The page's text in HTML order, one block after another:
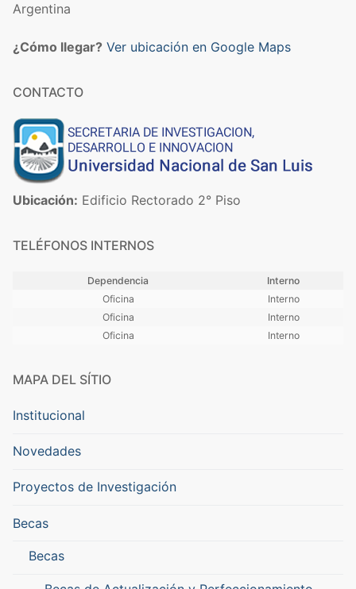
Argentina
¿Cómo llegar? Ver ubicación en Google Maps
CONTACTO
Ubicación: Edificio Rectorado 2° Piso
TELÉFONOS INTERNOS
Dependencia
Interno
Oficina
Interno
Oficina
Interno
Oficina
Interno
MAPA DEL SÍTIO
Institucional
Novedades
Proyectos de Investigación
Becas
Becas